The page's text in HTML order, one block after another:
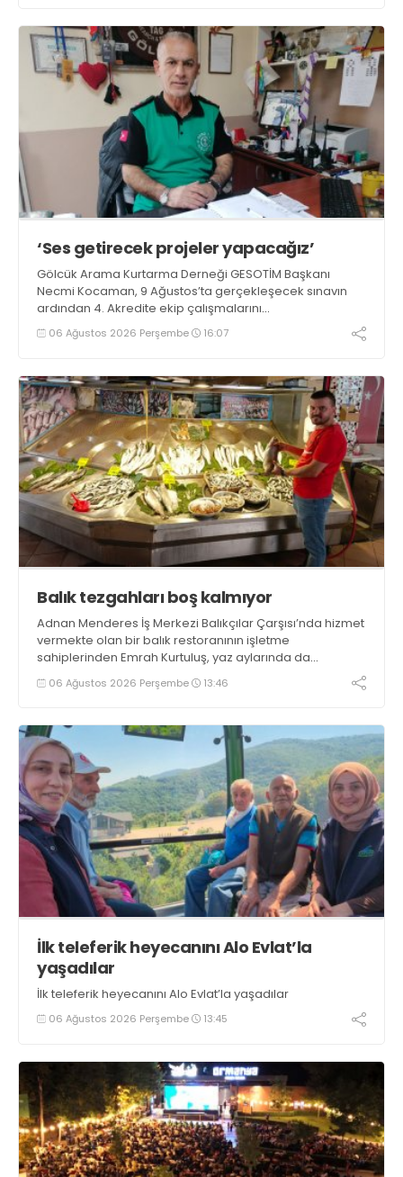
‘Ses getirecek projeler yapacağız’
Gölcük Arama Kurtarma Derneği GESOTİM Başkanı
Necmi Kocaman, 9 Ağustos’ta gerçekleşecek sınavın
ardından 4. Akredite ekip çalışmalarını
tamamlayacaklarını ifade ederek açıklamalarda
bulundu. Kocaman, “Gölcük’te ve Kocaeli genelinde ses
06 Ağustos 2026 Perşembe 16:07
Balık tezgahları boş kalmıyor
Adnan Menderes İş Merkezi Balıkçılar Çarşısı’nda hizmet
vermekte olan bir balık restoranının işletme
sahiplerinden Emrah Kurtuluş, yaz aylarında da
tezgahlarda taze balık bulunduğunu ifade ederek “Yıl
boyunca tezgahlarda taze balık bulmak mümkün
06 Ağustos 2026 Perşembe 13:46
İlk teleferik heyecanını Alo Evlat’la
yaşadılar
İlk teleferik heyecanını Alo Evlat’la yaşadılar
06 Ağustos 2026 Perşembe 13:45